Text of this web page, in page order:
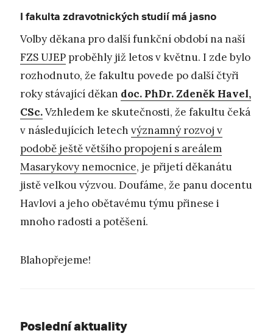
I fakulta zdravotnických studií má jasno
Volby děkana pro další funkční období na naší
FZS UJEP proběhly již letos v květnu. I zde bylo
rozhodnuto, že fakultu povede po další čtyři
roky stávající děkan doc. PhDr. Zdeněk Havel,
CSc.Vzhledem ke skutečnosti, že fakultu čeká
v následujících letech významný rozvoj v
podobě ještě většího propojení s areálem
Masarykovy nemocnice, je přijetí děkanátu
jistě velkou výzvou. Doufáme, že panu docentu
Havlovi a jeho obětavému týmu přinese i
mnoho radosti a potěšení.
Blahopřejeme!
Poslední aktuality